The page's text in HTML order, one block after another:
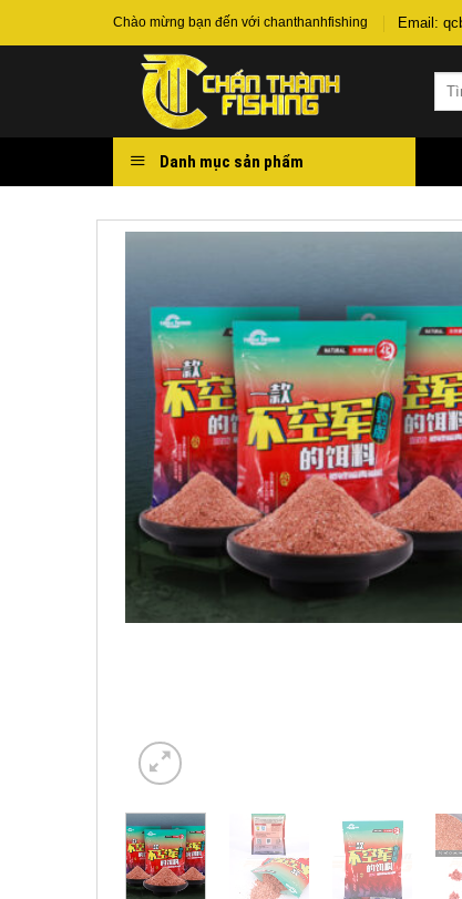
Chào mừng bạn đến với chanthanhfishing Email:
Danh mục sản phẩm